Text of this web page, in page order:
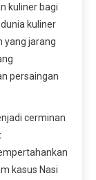
kuliner bagi
kuliner
yang jarang
persaingan
cerminan
kasus Nasi